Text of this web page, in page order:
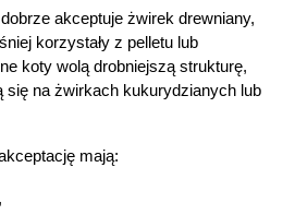
akceptuje żwirek drewniany,
korzystały z pelletu lub
koty wolą drobniejszą strukturę,
się na żwirkach kukurydzianych lub
mają: